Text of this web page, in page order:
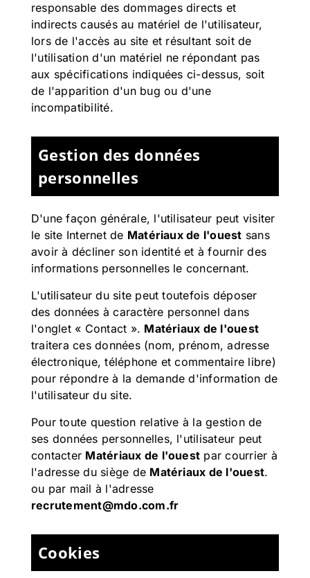
responsable des dommages directs et
indirects causés au matériel de l'utilisateur,
lors de l'accès au site et résultant soit de
l'utilisation d'un matériel ne répondant pas
aux spécifications indiquées ci-dessus, soit
de l'apparition d'un bug ou d'une
incompatibilité.
Gestion des données
personnelles
D'une façon générale, l'utilisateur peut visiter
le site Internet de Matériaux de l'ouest sans
avoir à décliner son identité et à fournir des
informations personnelles le concernant.
L'utilisateur du site peut toutefois déposer
des données à caractère personnel dans
l'onglet « Contact ». Matériaux de l'ouest
traitera ces données (nom, prénom, adresse
électronique, téléphone et commentaire libre)
pour répondre à la demande d'information de
l'utilisateur du site.
Pour toute question relative à la gestion de
ses données personnelles, l'utilisateur peut
contacter Matériaux de l'ouest par courrier à
l'adresse du siège de Matériaux de l'ouest.
ou par mail à l'adresse
recrutement@mdo.com.fr
Cookies